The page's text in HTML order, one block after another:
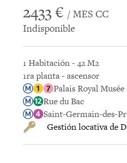
2433 € / MES CC
Indisponible
1 Habitación - 42 M2
1ra planta - ascensor
Palais Royal
Rue du Bac
Saint-Germain-des-
Gestión locativa de